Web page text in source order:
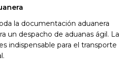
la documentación aduanera
un despacho de aduanas ágil. La
indispensable para el transporte